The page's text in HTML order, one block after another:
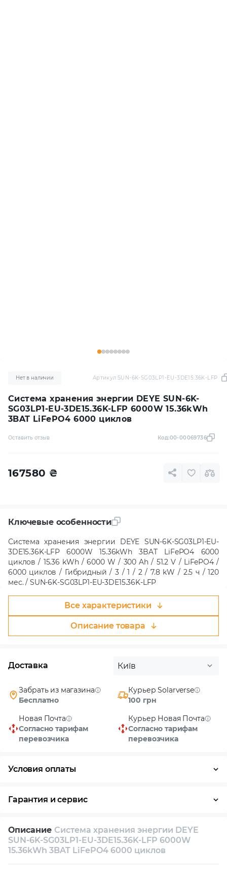
Система хранения энергии DEYE SUN-6K-
SG03LP1-EU-3DE15.36K-LFP 6000W 15.36kWh
3BAT LiFePO4 6000 циклов
Нет в наличии Артикул:SUN-6K-SG03LP1-EU-3DE15.36K-LFP
Оставить отзыв Код:00-00069736
167580 ₴
Ключевые особенности
Система хранения энергии DEYE SUN-6K-SG03LP1-EU-
3DE15.36K-LFP 6000W 15.36kWh 3BAT LiFePO4 6000
циклов / 15.36 kWh / 6000 W / 300 Ah / 51.2 V / LiFePO4 /
6000 циклов / Гибридный / 3 / 1 / 2 / 7.8 kW / 2.5 ч / 120
мес. / SUN-6K-SG03LP1-EU-3DE15.36K-LFP
Все характеристики
Описание товара
Доставка Київ
Забрать из магазина
Бесплатно
Курьер Solarverse
100 грн
Новая Почта
Согласно тарифам
перевозчика
Курьер Новая Почта
Согласно тарифам
перевозчика
Условия оплаты
Гарантия и сервис
Собственный сервисный центр
Техническая поддержка Консультация
Описание Система хранения энергии DEYE
SUN-6K-SG03LP1-EU-3DE15.36K-LFP 6000W
15.36kWh 3BAT LiFePO4 6000 циклов